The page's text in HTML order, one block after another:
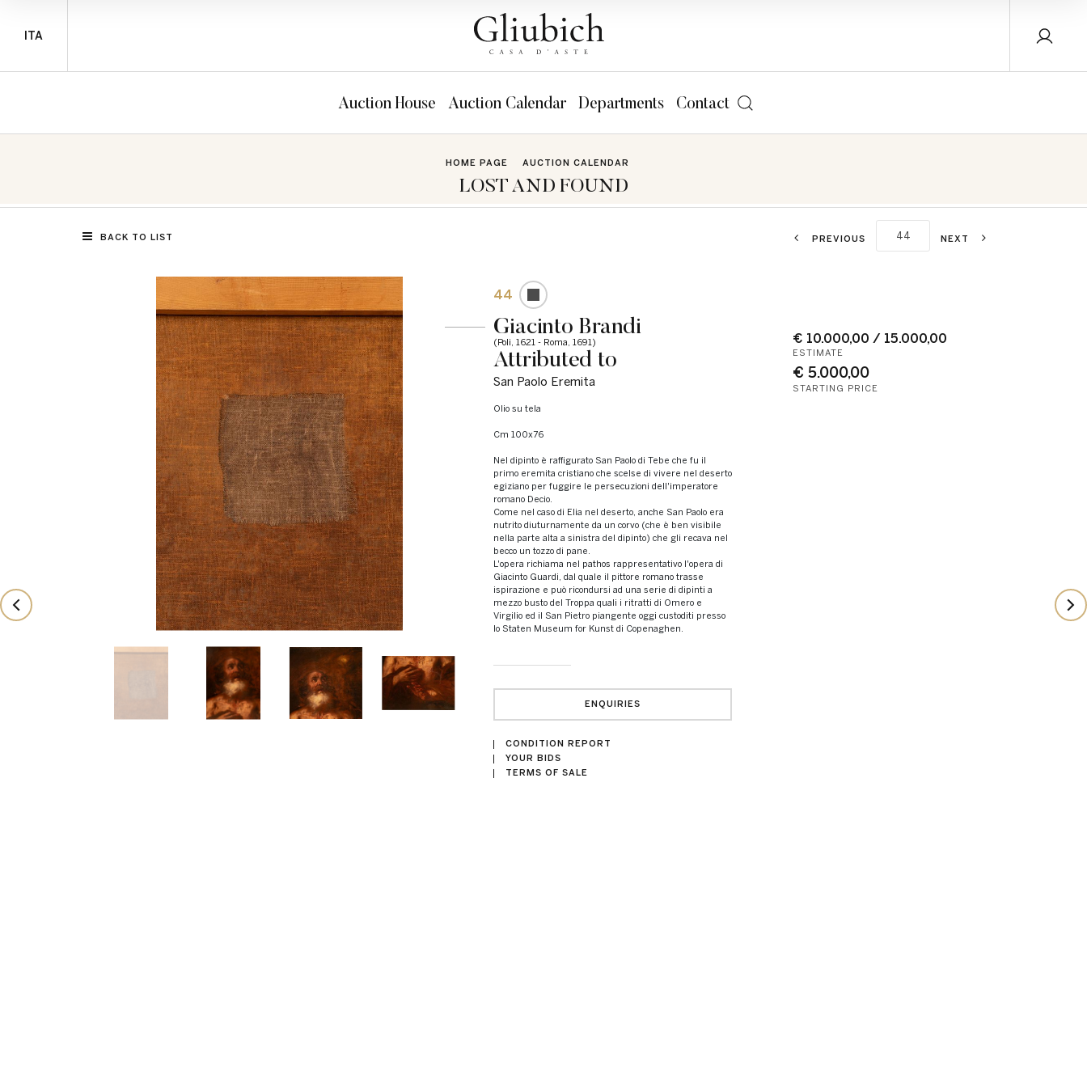
ITA
Auction House Auction Calendar Departments Contact
HOME PAGE AUCTION CALENDAR
LOST AND FOUND
BACK TO LIST PREVIOUS NEXT
44
Giacinto Brandi
(Poli, 1621 - Roma, 1691)
Attributed to
San Paolo Eremita
olio su tela
cm 100x76
Nel dipinto è raffigurato San Paolo di Tebe che fu il
primo eremita cristiano che scelse di vivere nel deserto
egiziano per fuggire le persecuzioni dell'imperatore
romano Decio.
Come nel caso di Elia nel deserto, anche San Paolo era
nutrito diuturnamente da un corvo (che è ben visibile
nella parte alta a sinistra del dipinto) che gli recava nel
becco un tozzo di pane.
L'opera richiama nel pathos rappresentativo l'opera di
Giacinto Guardi, dal quale il pittore romano trasse
ispirazione e può ricondursi ad una serie di dipinti a
mezzo busto del Troppa quali i ritratti di Omero e
Virgilio ed il San Pietro piangente oggi custoditi presso
lo Staten Museum for Kunst di Copenaghen.
ENQUIRIES
CONDITION REPORT
YOUR BIDS
TERMS OF SALE
€ 10.000,00 / 15.000,00
ESTIMATE
€ 5.000,00
STARTING PRICE